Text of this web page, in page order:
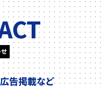
広告掲載など